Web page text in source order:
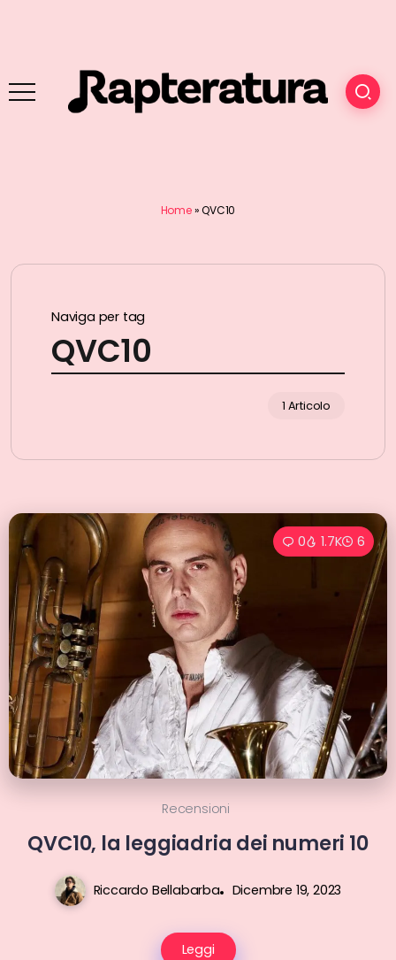
Home»QVC10
Naviga per tag
QVC10
1 Articolo
0 1.7K 6
Recensioni
QVC10, la leggiadria dei numeri 10
Riccardo Bellabarba Dicembre 19, 2023
Leggi